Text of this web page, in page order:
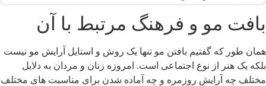
مو و فرهنگ مرتبط با آن
طور که گفتیم بافتن مو تنها یک روش و استایل آرایش مو نیست
یک هنر از نوع اجتماعی است. امروزه زنان و مردان به دلایل
چه آرایش روزمره و چه آماده شدن برای مناسبت های مختلف